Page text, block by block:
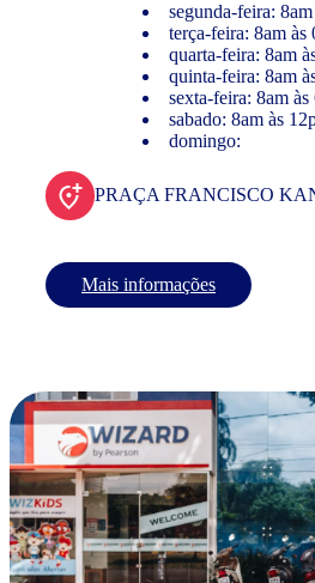
segunda-feira:
terça-feira: 8am às
quarta-feira: 8am
quinta-feira: 8am
sexta-feira: 8am às
sabado: 8am às
domingo:
PRAÇA FRANCISCO
Mais informações